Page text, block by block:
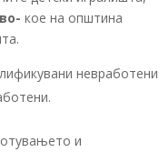
кое на општина
невработени
и